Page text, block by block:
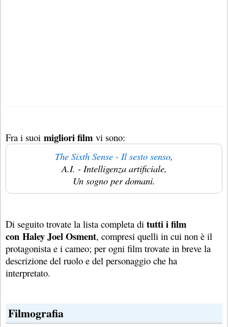
Fra i suoi migliori film vi sono:
The Sixth Sense - Il sesto senso,
A.I. - Intelligenza artificiale,
Un sogno per domani.
Di seguito trovate la lista completa di tutti i film
con Haley Joel Osment, compresi quelli in cui non è il
protagonista e i cameo; per ogni film trovate in breve la
descrizione del ruolo e del personaggio che ha
interpretato.
Filmografia